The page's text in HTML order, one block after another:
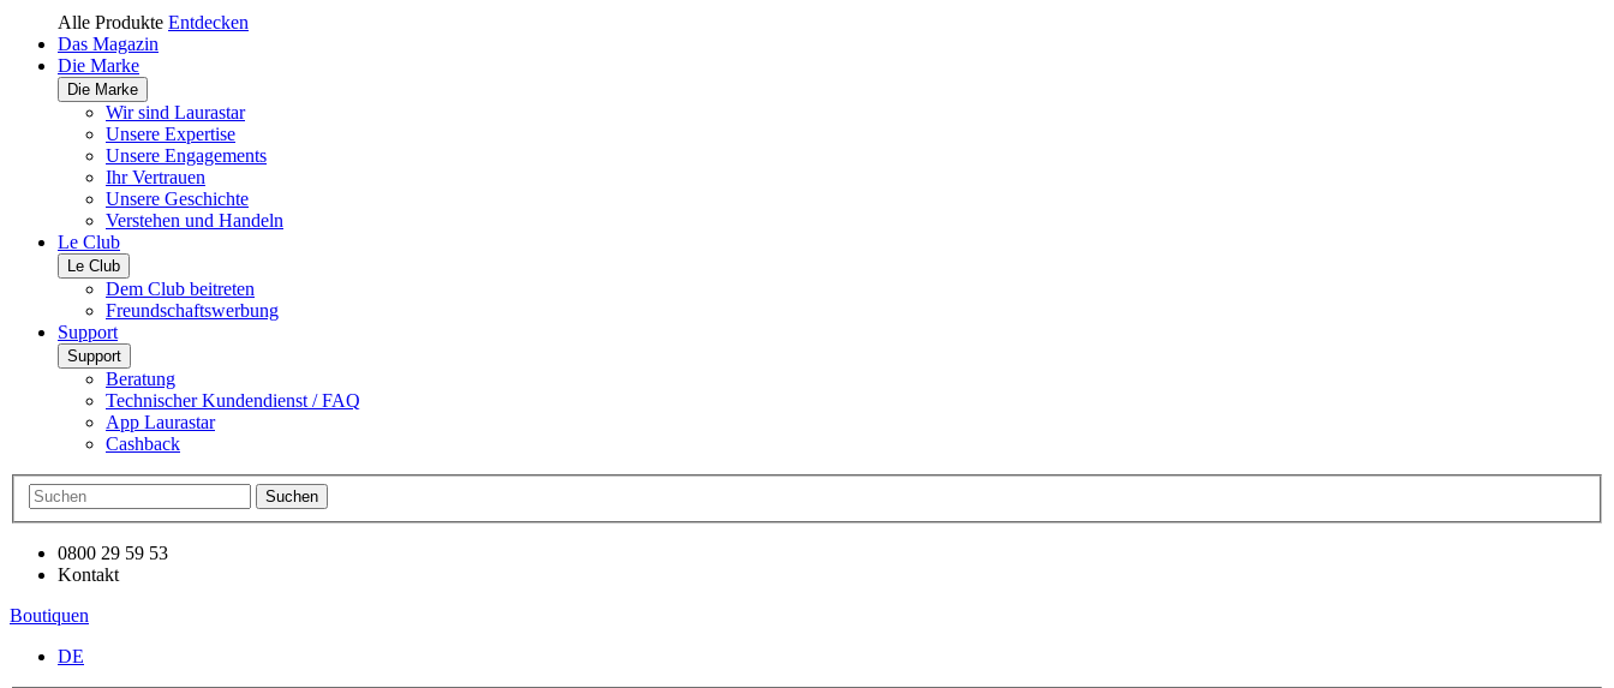
Alle Produkte Entdecken
Das Magazin
Die Marke
Die Marke
Wir sind Laurastar
Unsere Expertise
Unsere Engagements
Ihr Vertrauen
Unsere Geschichte
Verstehen und Handeln
Le Club
Le Club
Dem Club beitreten
Freundschaftswerbung
Support
Support
Beratung
Technischer Kundendienst / FAQ
App Laurastar
Cashback
Suchen
0800 29 59 53
Kontakt
Boutiquen
DE